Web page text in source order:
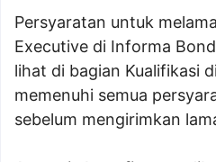
Persyaratan untuk
Executive di Informa
lihat di bagian Kualifikasi
memenuhi semua
sebelum mengirimkan